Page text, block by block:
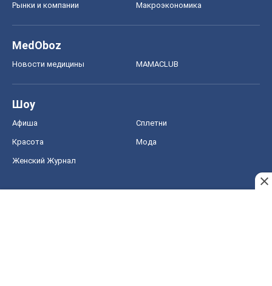
Рынки и компании Mакроэкономика
MedOboz
Новости медицины MAMACLUB
Шоу
Афиша Сплетни
Красота Мода
Женский Журнал